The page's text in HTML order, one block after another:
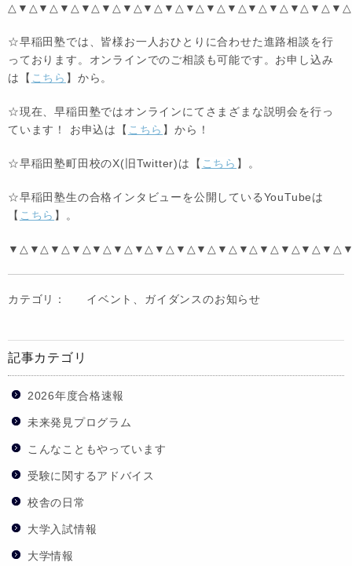
☆早稲田塾では、皆様お一人おひとりに合わせた進路相談を行
っております。オンラインでのご相談も可能です。お申し込み
は【 こちら 】から。
☆現在、早稲田塾ではオンラインにてさまざまな説明会を行っ
ています！ お申込は【 こちら 】から！
☆早稲田塾町田校のX(旧Twitter)は【 こちら 】。
☆早稲田塾生の合格インタビューを公開しているYouTubeは
【 こちら 】。
カテゴリ： イベント、ガイダンスのお知らせ
記事カテゴリ
2026年度合格速報
未来発見プログラム
こんなこともやっています
受験に関するアドバイス
校舎の日常
大学入試情報
大学情報